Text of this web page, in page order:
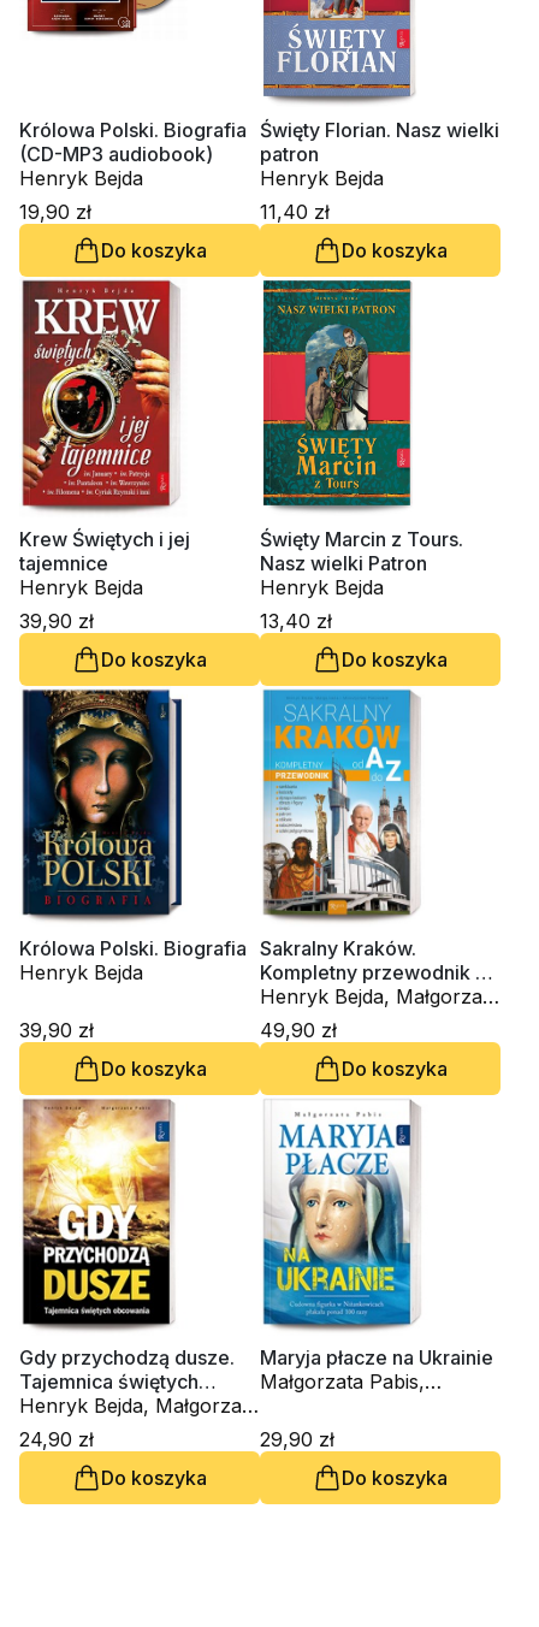
Królowa Polski. Biografia
(CD-MP3 audiobook)
Henryk Bejda
19,90 zł
Do koszyka
Święty Florian. Nasz wielki
patron
Henryk Bejda
11,40 zł
Do koszyka
Krew Świętych i jej
tajemnice
Henryk Bejda
39,90 zł
Do koszyka
Święty Marcin z Tours.
Nasz wielki Patron
Henryk Bejda
13,40 zł
Do koszyka
Królowa Polski. Biografia
Henryk Bejda
39,90 zł
Do koszyka
Sakralny Kraków.
Kompletny przewodnik od
Ado Z.
Henryk Bejda, Małgorzata
Pabis, Mieczysław Pabis
49,90 zł
Do koszyka
Gdy przychodzą dusze.
Tajemnica świętych
obcowania
Henryk Bejda, Małgorzata
Pabis
24,90 zł
Do koszyka
Maryja płacze na Ukrainie
Małgorzata Pabis,
Henryk Bejda
29,90 zł
Do koszyka